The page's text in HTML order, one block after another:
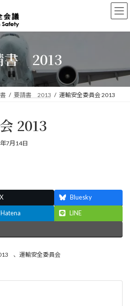
書 2013
要請書 2013 運輸安全委員会 2013
2013
7月14日
X Bluesky
Hatena LINE
、 運輸安全委員会